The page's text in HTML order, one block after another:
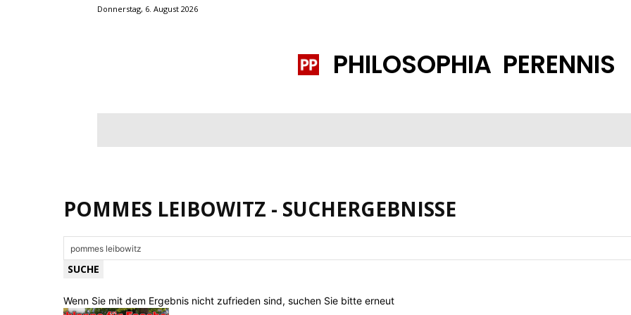
Donnerstag, 6. August 2026
PHILOSOPHIA PERENNIS
POMMES LEIBOWITZ - SUCHERGEBNISSE
Wenn Sie mit dem Ergebnis nicht zufrieden sind, suchen Sie bitte erneut